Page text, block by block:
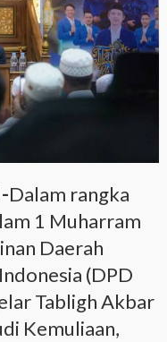
Dalam rangka
1 Muharram
Daerah
(DPD
Tabligh Akbar
Kemuliaan,